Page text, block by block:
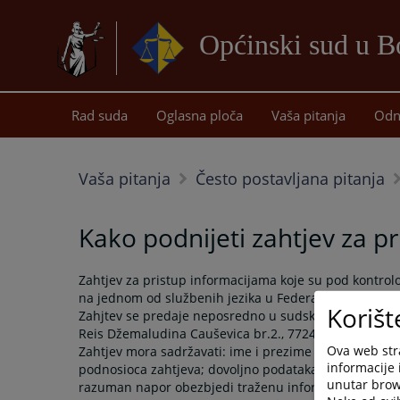
Općinski sud u
Rad suda Oglasna ploča Vaša pitanja
Vaša pitanja Često postavljana pitanja
Kako podnijeti zahtjev za
Zahtjev za pristup informacijama koje su pod
na jednom od službenih jezika u Federaciji BiH.
Zahjtev se predaje neposredno u sudsku pisarnicu
Reis Džemaludina Cauševica br.2., 77240 Bosanska
Zahtjev mora sadržavati: ime i prezime podnosioca
podnosioca zahtjeva; dovoljno podataka o prirodi i/
razuman napor obezbjedi traženu informaciju i
Ova web
informacije
unutar